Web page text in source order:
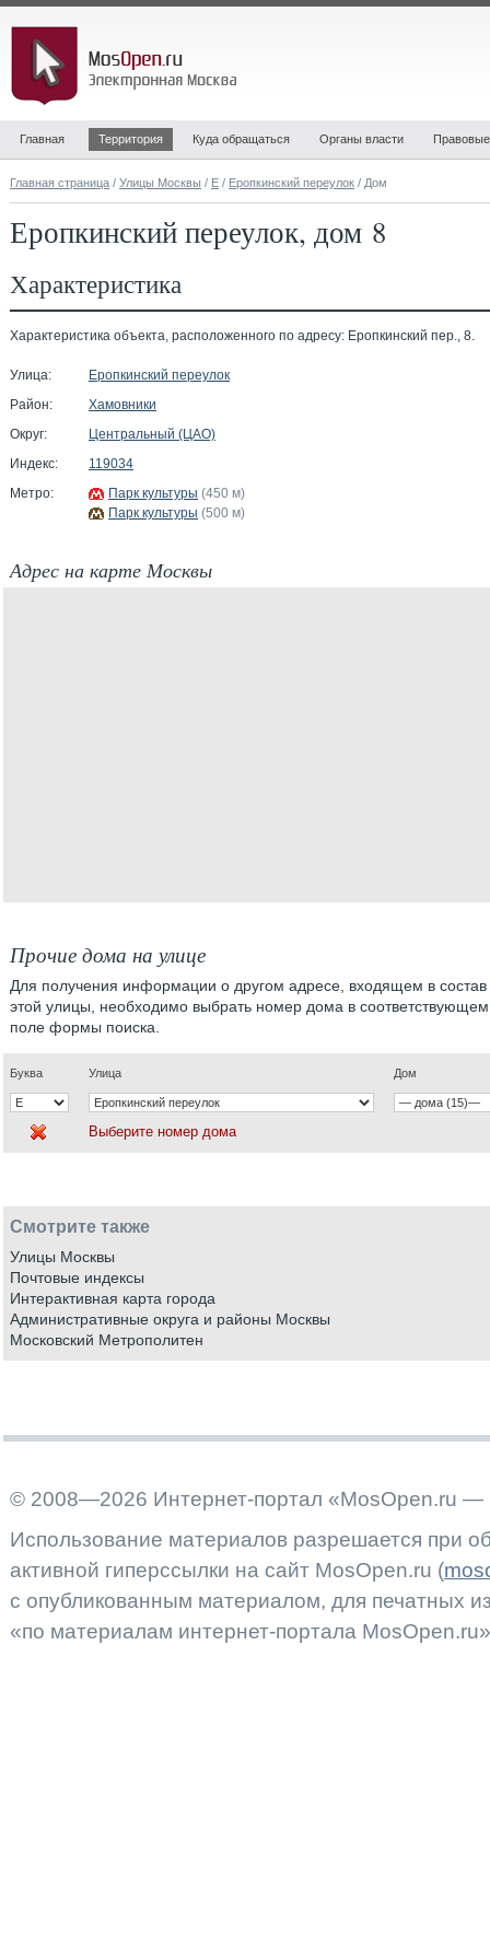
Главная Территория Куда обращаться Органы власти
Главная страница / Улицы Москвы / Е / Еропкинский переулок / Дом
Еропкинский переулок, дом 8
Характеристика
Характеристика объекта, расположенного по адресу: Еропкинский пер., 8.
Улица:
Еропкинский переулок
Район:
Хамовники
Округ:
Центральный (ЦАО)
Индекс:
119034
Метро:
Парк культуры (450 м)
Парк культуры (500 м)
Адрес на карте Москвы
Прочие дома на улице
Для получения информации о другом адресе, входящем в состав
этой улицы, необходимо выбрать номер дома в соответствующем
поле формы поиска.
Буква Улица Дом
Выберите номер дома
Смотрите также
Улицы Москвы
Почтовые индексы
Интерактивная карта города
Административные округа и районы Москвы
Московский Метрополитен
© 2008—2026 Интернет-портал «MosOpen.ru —
Использование материалов разрешается при
активной гиперссылки на сайт MosOpen.ru (
с опубликованным материалом, для печатных
«по материалам интернет-портала